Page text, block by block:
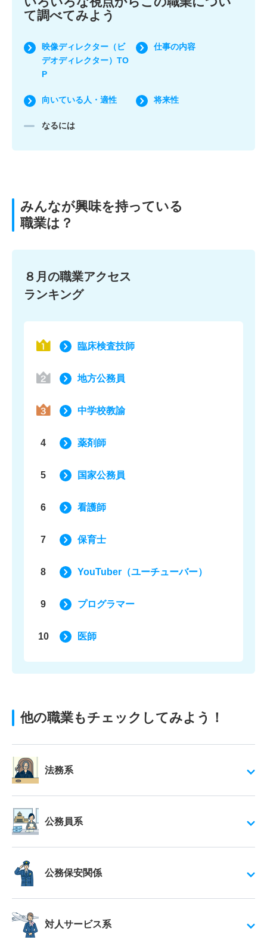
て調べてみよう
映像ディレクター（ビ
デオディレクター）TO
P
仕事の内容
向いている人・適性 将来性
なるには
みんなが興味を持っている
職業は？
８月の職業アクセス
ランキング
臨床検査技師
地方公務員
中学校教諭
4 薬剤師
5 国家公務員
6 看護師
7 保育士
8 YouTuber（ユーチューバー）
9 プログラマー
10 医師
他の職業もチェックしてみよう！
法務系
公務員系
公務保安関係
対人サービス系